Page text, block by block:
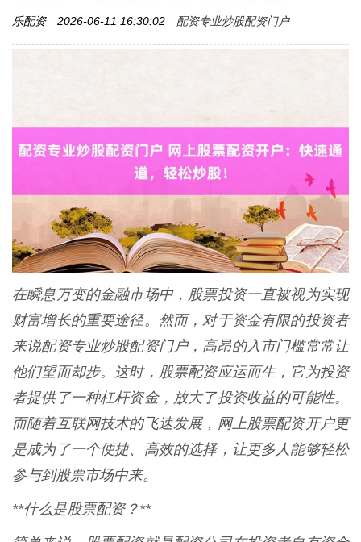
乐配资 2026-06-11 16:30:02 配资专业炒股配资门户
在瞬息万变的金融市场中，股票投资一直被视为实现
财富增长的重要途径。然而，对于资金有限的投资者
来说配资专业炒股配资门户，高昂的入市门槛常常让
他们望而却步。这时，股票配资应运而生，它为投资
者提供了一种杠杆资金，放大了投资收益的可能性。
而随着互联网技术的飞速发展，网上股票配资开户更
是成为了一个便捷、高效的选择，让更多人能够轻松
参与到股票市场中来。
**什么是股票配资？**